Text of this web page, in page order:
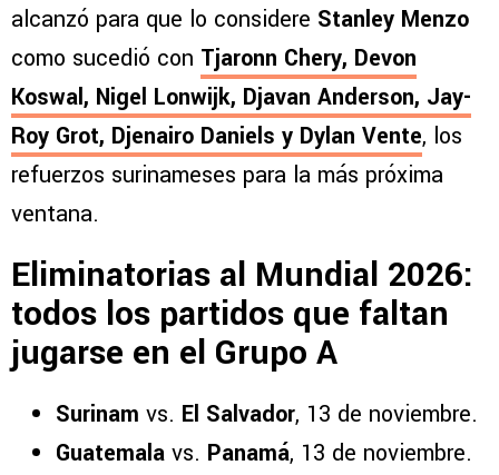
alcanzó para que lo considere Stanley Menzo
como sucedió con Tjaronn Chery, Devon
Koswal, Nigel Lonwijk, Djavan Anderson, Jay-
Roy Grot, Djenairo Daniels y Dylan Vente, los
refuerzos surinameses para la más próxima
ventana.
Eliminatorias al Mundial 2026:
todos los partidos que faltan
jugarse en el Grupo A
Surinam vs. El Salvador, 13 de noviembre.
Guatemala vs. Panamá, 13 de noviembre.